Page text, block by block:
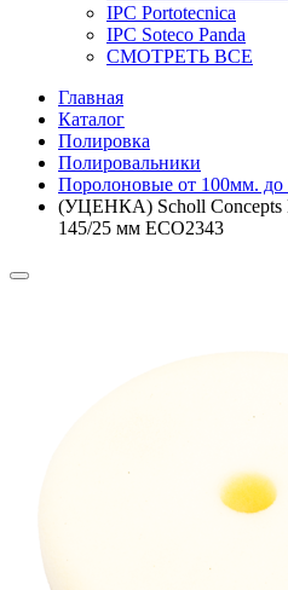
IPC Portotecnica
IPC Soteco Panda
СМОТРЕТЬ ВСЕ
Главная
Каталог
Полировка
Полировальники
Поролоновые от 100мм. до
(УЦЕНКА) Scholl Concepts
145/25 мм ECO2343